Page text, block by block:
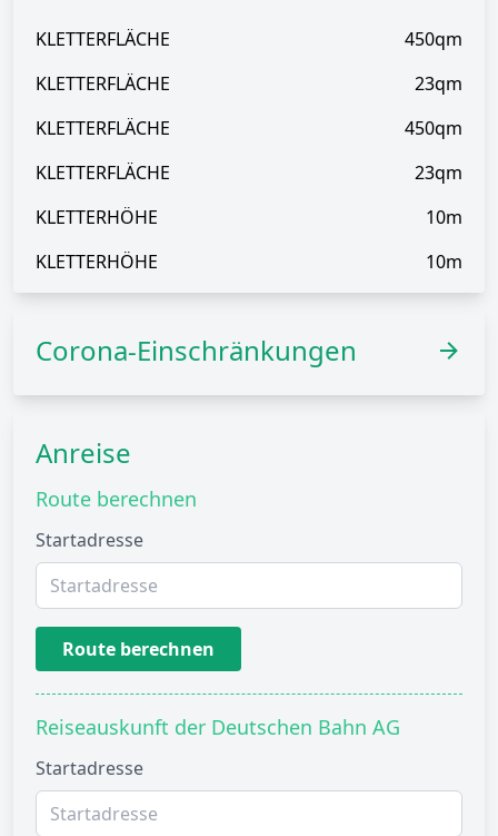
KLETTERFLÄCHE
450qm
KLETTERFLÄCHE
23qm
KLETTERFLÄCHE
450qm
KLETTERFLÄCHE
23qm
KLETTERHÖHE
10m
KLETTERHÖHE
10m
Corona-Einschränkungen
Anreise
Route berechnen
Startadresse
Route berechnen
Reiseauskunft der Deutschen Bahn AG
Startadresse